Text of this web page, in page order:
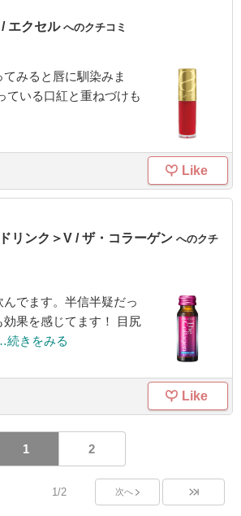
エクセル へのクチコミ
みると唇に馴染みま
ている口紅と重ねづけも
Like
リンク＞V / ザ・コラーゲン へのクチ
でます。半信半疑だっ
果を感じてます！ 目尻
続きをみる
Like
1 2
1/2 次へ